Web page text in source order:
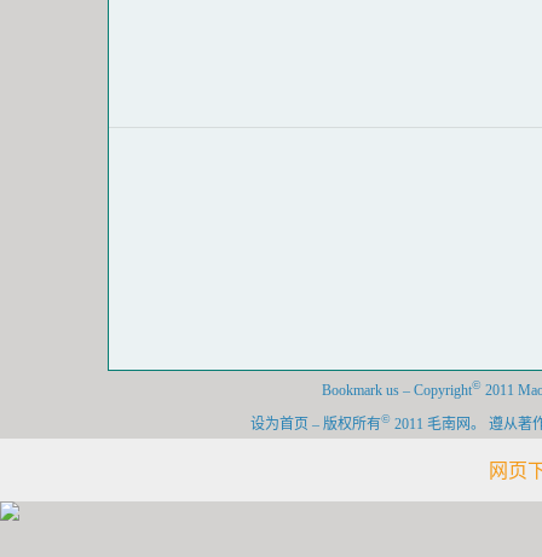
Bookmark us – Copyright© 2011
设为首页 – 版权所有© 2011 毛南网。 遵从著
网页